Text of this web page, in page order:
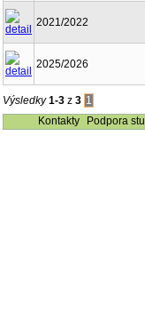
2021/2022
2025/2026
Výsledky1-3 z 3 1
Kontakty
Podpora